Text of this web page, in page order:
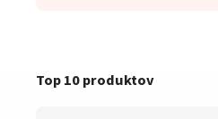
Top 10 produktov